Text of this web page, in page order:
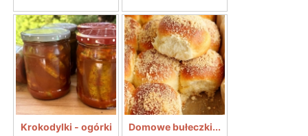
Krokodylki - ogórki
Domowe bułeczki...